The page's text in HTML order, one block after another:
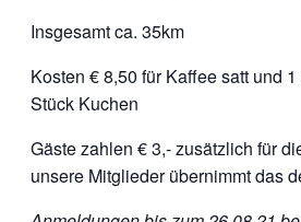
Insgesamt ca. 35km
Kosten € 8,50 für Kaffee satt und 1
Stück Kuchen
Gäste zahlen € 3,- zusätzlich für
unsere Mitglieder übernimmt das